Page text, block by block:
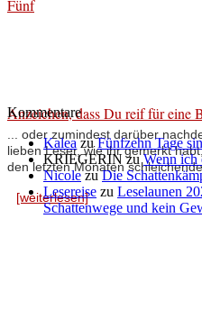
Fünf
Anzeichen, dass Du reif für eine
... oder zumindest darüber
lieben Leser, wie ihr gemerkt
den letzten Monaten
[weiterlesen]
Kommentare
KaleazuFünfzehn Tage
KRIEGERIN zuWenn ich
NicolezuDie
Lesereise zu Leselaunen
Schattenwege und kein